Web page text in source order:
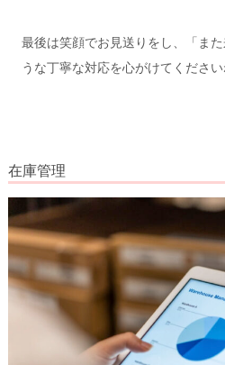
最後は笑顔でお見送りをし、「ま
うな丁寧な対応を心がけてください
在庫管理